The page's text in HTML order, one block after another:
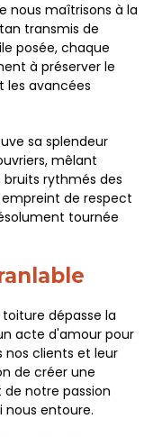
nous maîtrisons à la
transmis de
posée, chaque
à préserver le
les avancées
sa splendeur
mêlant
rythmés des
de respect
tournée
dépasse la
acte d'amour pour
nos clients et leur
de créer une
notre passion
entoure.